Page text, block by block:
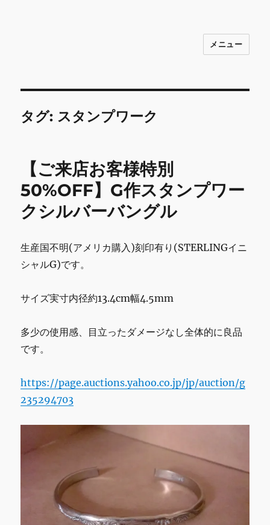
INNOCENCE ～日常に彩りを～ フ
物 etc販売 江戸川区瑞江
メニュー
タグ: スタンプワーク
【ご来店お客様特別
50%OFF】G作スタンプワー
クシルバーバングル
生産国不明(アメリカ購入)刻印有り(STERLINGイニ
シャルG)です。
サイズ実寸内径約13.4cm幅4.5mm
多少の使用感、目立ったダメージなし全体的に良品
です。
https://page.auctions.yahoo.co.jp/jp/auction/g
235294703